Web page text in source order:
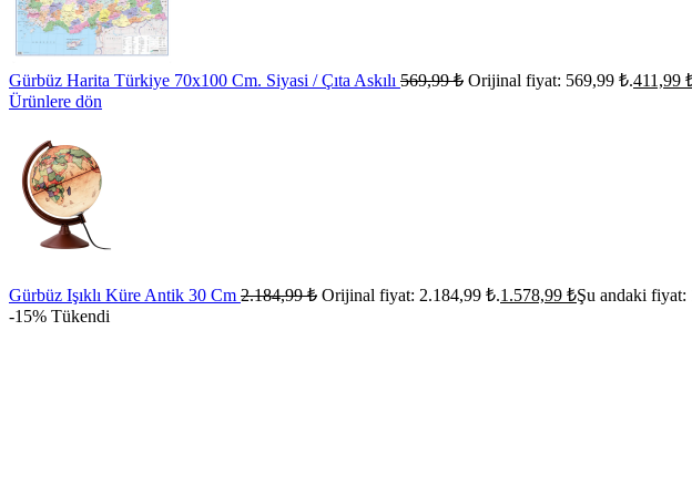
Gürbüz Harita Türkiye 70x100 Cm. Siyasi / Çıta Askılı 569,99₺ Orijinal fiyat: 569,99 ₺.411,99
Ürünlere dön
Gürbüz Işıklı Küre Antik 30 Cm 2.184,99₺ Orijinal fiyat: 2.184,99 ₺.1.578,99 ₺Şu andaki fiyat:
-15% Tükendi